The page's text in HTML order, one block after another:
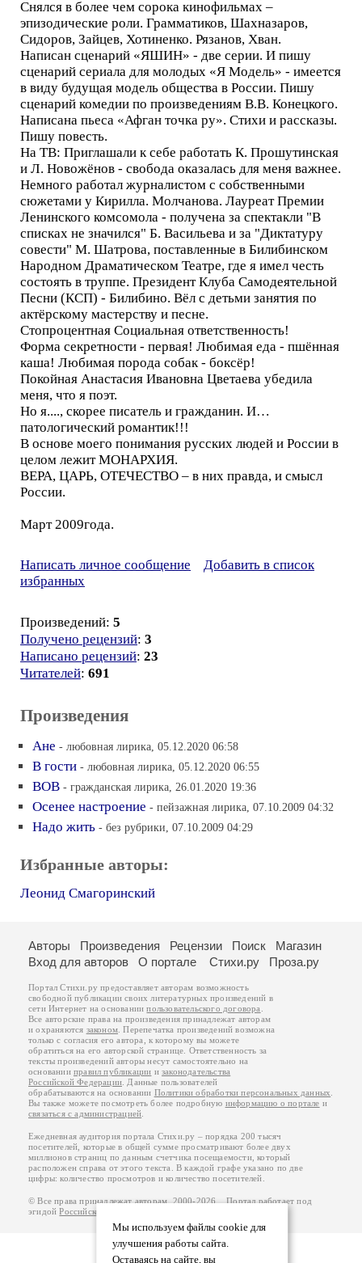
Снялся в более чем сорока кинофильмах –
эпизодические роли. Грамматиков, Шахназаров,
Сидоров, Зайцев, Хотиненко. Рязанов, Хван.
Написан сценарий «ЯШИН» - две серии. И пишу
сценарий сериала для молодых «Я Модель» - имеется
в виду будущая модель общества в России. Пишу
сценарий комедии по произведениям В.В. Конецкого.
Написана пьеса «Афган точка ру». Стихи и рассказы.
Пишу повесть.
На ТВ: Приглашали к себе работать К. Прошутинская
и Л. Новожёнов - свобода оказалась для меня важнее.
Немного работал журналистом с собственными
сюжетами у Кирилла. Молчанова. Лауреат Премии
Ленинского комсомола - получена за спектакли "В
списках не значился" Б. Васильева и за "Диктатуру
совести" М. Шатрова, поставленные в Билибинском
Народном Драматическом Театре, где я имел честь
состоять в труппе. Президент Клуба Самодеятельной
Песни (КСП) - Билибино. Вёл с детьми занятия по
актёрскому мастерству и песне.
Стопроцентная Социальная ответственность!
Форма секретности - первая! Любимая еда - пшённая
каша! Любимая порода собак - боксёр!
Покойная Анастасия Ивановна Цветаева убедила
меня, что я поэт.
Но я...., скорее писатель и гражданин. И…
патологический романтик!!!
В основе моего понимания русских людей и России в
целом лежит МОНАРХИЯ.
ВЕРА, ЦАРЬ, ОТЕЧЕСТВО – в них правда, и смысл
России.
Март 2009года.
Написать личное сообщение
Добавить в список
избранных
Произведений: 5
Получено рецензий: 3
Написано рецензий: 23
Читателей: 691
Произведения
Ане - любовная лирика, 05.12.2020 06:58
В гости - любовная лирика, 05.12.2020 06:55
ВОВ - гражданская лирика, 26.01.2020 19:36
Осенее настроение - пейзажная лирика, 07.10.2009 04:32
Надо жить - без рубрики, 07.10.2009 04:29
Избранные авторы:
Леонид Смагоринский
Мы используем файлы cookie для
улучшения работы сайта.
Оставаясь на сайте, вы
Авторы Произведения Рецензии Поиск
Магазин
Вход для авторов
О портале Стихи.ру Проза.ру
Портал Стихи.ру предоставляет авторам возможность
свободной публикации своих литературных произведений в
сети Интернет на основаниипользовательского договора
Все авторские права на произведения принадлежат авторам
и охраняются законом . Перепечатка произведений возможна
только с согласия его автора, к которому вы можете
обратиться на его авторской странице. Ответственность за
тексты произведений авторы несут самостоятельно на
основанииправил публикации изаконодательства
Российской Федерации . Данные пользователей
обрабатываются на основании Политики обработки персональных данных
Вы также можете посмотреть более подробную информацию о портале и
связаться с администрацией
Ежедневная аудитория портала Стихи.ру – порядка 200 тысяч
посетителей, которые в общей сумме просматривают более двух
миллионов страниц по данным счетчика посещаемости, который
расположен справа от этого текста. В каждой графе указано по две
цифры: количество просмотров и количество посетителей.
© Все права принадлежат авторам, 2000-2026. Портал работает под
эгидойРоссийского союза писателей